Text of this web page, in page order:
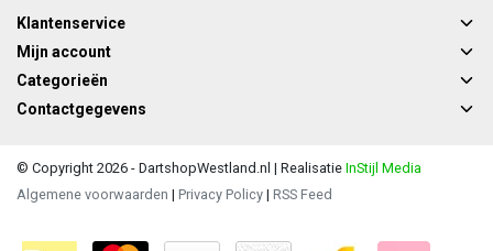
Klantenservice
Mijn account
Categorieën
Contactgegevens
© Copyright 2026 - DartshopWestland.nl | Realisatie InStijl Media
Algemene voorwaarden | Privacy Policy | RSS Feed